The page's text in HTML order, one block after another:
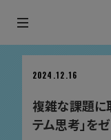
メ
2024.12.16
複雑な課題に
テム思考」を